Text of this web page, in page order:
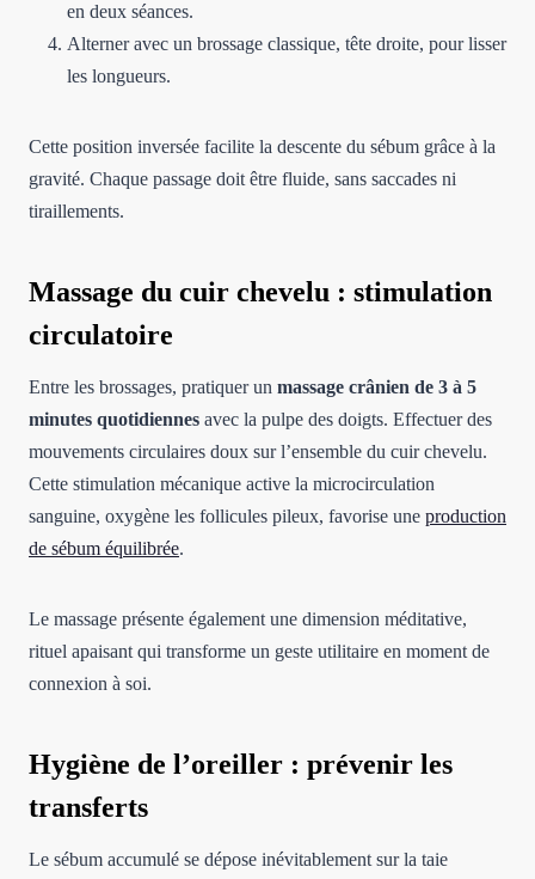
en deux séances.
Alterner avec un brossage classique, tête droite, pour lisser
les longueurs.
Cette position inversée facilite la descente du sébum grâce à la
gravité. Chaque passage doit être fluide, sans saccades ni
tiraillements.
Massage du cuir chevelu : stimulation
circulatoire
Entre les brossages, pratiquer un massage crânien de 3 à 5
minutes quotidiennes avec la pulpe des doigts. Effectuer des
mouvements circulaires doux sur l’ensemble du cuir chevelu.
Cette stimulation mécanique active la microcirculation
sanguine, oxygène les follicules pileux, favorise une production
de sébum équilibrée.
Le massage présente également une dimension méditative,
rituel apaisant qui transforme un geste utilitaire en moment de
connexion à soi.
Hygiène de l’oreiller : prévenir les
transferts
Le sébum accumulé se dépose inévitablement sur la taie